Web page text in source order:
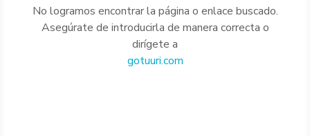
No logramos encontrar la página o enlace buscado.
Asegúrate de introducirla de manera correcta o
dirígete a
gotuuri.com